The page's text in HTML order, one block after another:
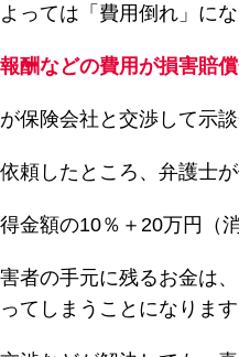
っては「費用倒れ」に
酬などの費用が損害賠
保険会社と交渉して示
頼したところ、弁護士
金額の10％＋20万円（
者の手元に残るお金は
てしまうことになります